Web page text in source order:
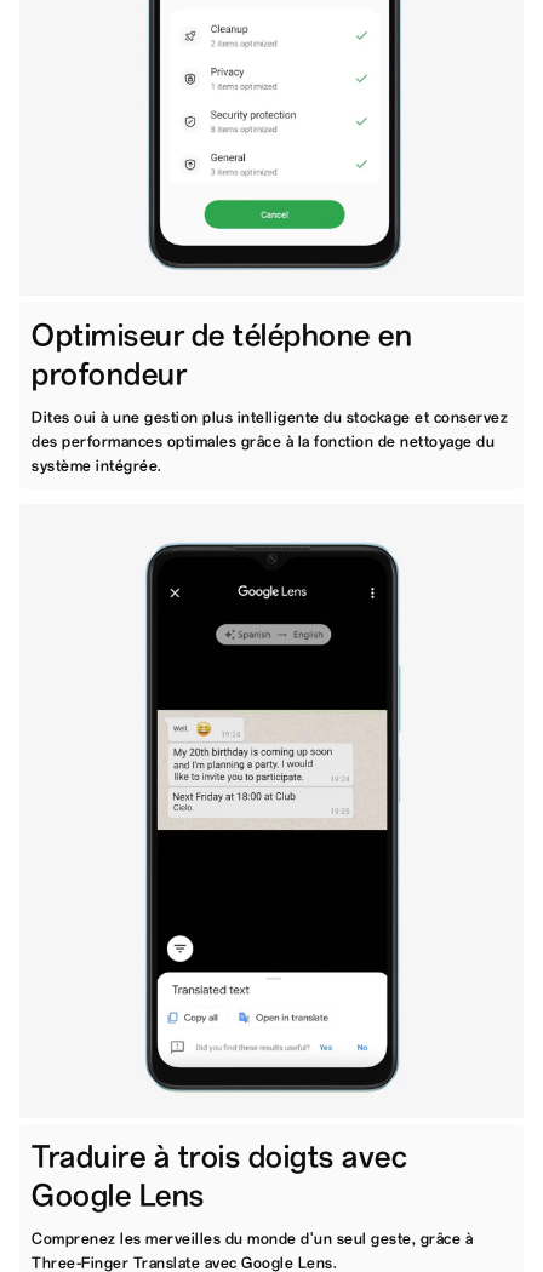
Optimiseur de téléphone en
profondeur
Dites oui à une gestion plus intelligente du stockage et conservez
des performances optimales grâce à la fonction de nettoyage du
système intégrée.
Traduire à trois doigts avec
Google Lens
Comprenez les merveilles du monde d'un seul geste, grâce à
Three-Finger Translate avec Google Lens.